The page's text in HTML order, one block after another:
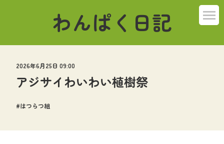
わんぱく日記
2026年6月25日 09:00
アジサイわいわい植樹祭
はつらつ組